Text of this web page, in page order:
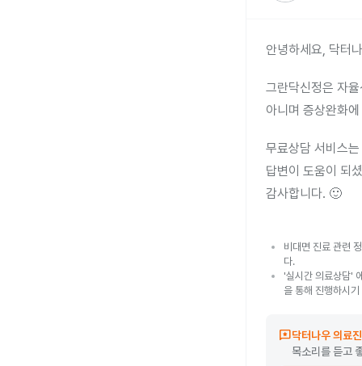
안녕하세요, 닥터
그란닥신정은 자
아니며 증상완화
무료상담 서비스
답변이 도움이 되
감사합니다. 🙂
비대면 진료 관련
다.
'실시간 의료상담'
을 통해 진행하시
reviews닥터나우 의료
목소리를 듣고